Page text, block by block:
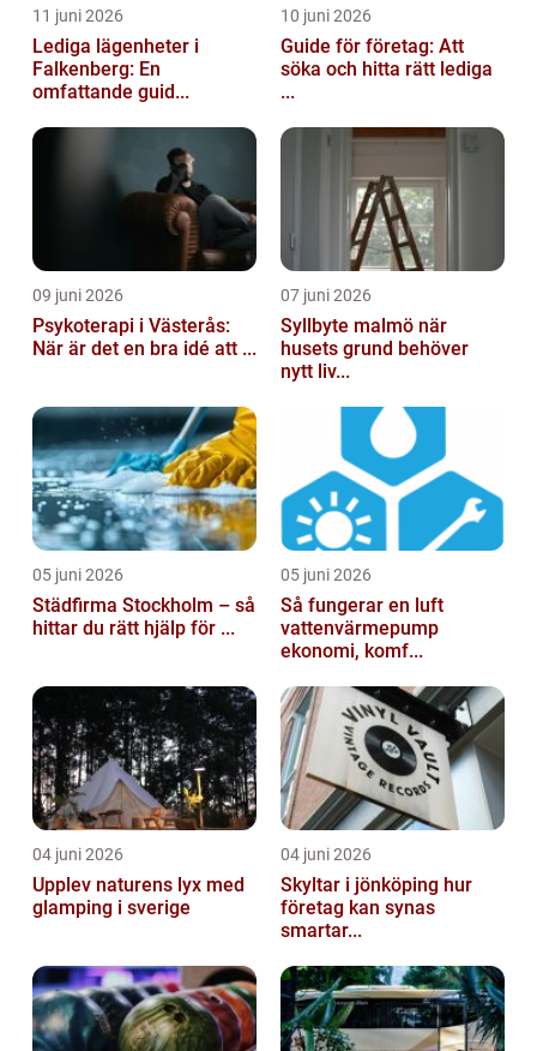
11 juni 2026
Lediga lägenheter i
Falkenberg: En
omfattande guid...
10 juni 2026
Guide för företag: Att
söka och hitta rätt lediga
...
09 juni 2026
Psykoterapi i Västerås:
När är det en bra idé att ...
07 juni 2026
Syllbyte malmö när
husets grund behöver
nytt liv...
05 juni 2026
Städfirma Stockholm – så
hittar du rätt hjälp för ...
05 juni 2026
Så fungerar en luft
vattenvärmepump
ekonomi, komf...
04 juni 2026
Upplev naturens lyx med
glamping i sverige
04 juni 2026
Skyltar i jönköping hur
företag kan synas
smartar...